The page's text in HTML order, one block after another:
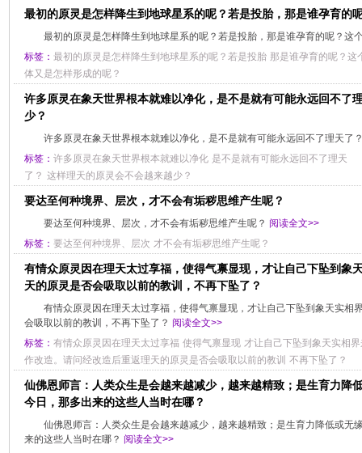
最初的原灵是怎样降生到地球星系的呢？若是投胎，那是谁孕育的
最初的原灵是怎样降生到地球星系的呢？若是投胎，那是谁孕育的呢？这
标签： 最初的原灵是怎样降生到地球星系的呢？若是投胎 那是谁孕育的呢？这
体又是怎样形成的呢？
许多原灵在象天世界根本就难以净化，是不是就有可能永远回不了
少？
许多原灵在象天世界根本就难以净化，是不是就有可能永远回不了理天了
标签： 许多原灵在象天世界根本就难以净化 是不是就有可能永远回不了理天
了？ 这样理天的原灵会不会越来越少？
要达至何种境界、层次，才不会有垢秽思维产生呢？
要达至何种境界、层次，才不会有垢秽思维产生呢？ 阅读全文>>
标签： 要达至何种境界、层次 才不会有垢秽思维产生呢？
有情众原灵因在理天太过享福，使得气禀显现，才让自己下坠到象
天的原灵是否会吸取以前的教训，不再下坠了？
有情众原灵因在理天太过享福，使得气禀显现，才让自己下坠到象天实相
会吸取以前的教训，不再下坠了？ 阅读全文>>
标签： 有情众原灵因在理天太过享福 使得气禀显现 才让自己下坠到象天实相界
作改造。请问经改造后重返理天的原灵是否会吸取以前的教训 不再下坠了？
仙佛恩师言：人类众生是会越来越减少，越来越精致；是生育力降
今日，那多出来的这些人当时在哪？
仙佛恩师言：人类众生是会越来越减少，越来越精致；是生育力降低或无
来的这些人当时在哪？ 阅读全文>>